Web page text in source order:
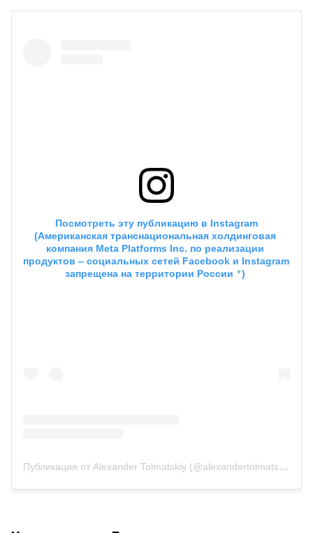
Посмотреть эту публикацию в Instagram
(Американская транснациональная холдинговая
компания Meta Platforms Inc. по реализации
продуктов ‒ социальных сетей Facebook и Instagram
запрещена на территории России *)
Публикация от Alexander Tolmatskiy (@alexandertolmatskiy)